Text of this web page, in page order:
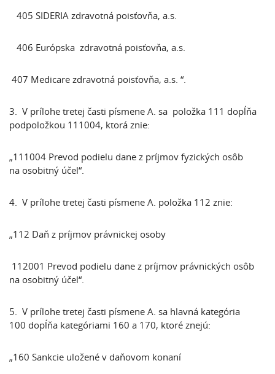
405 SIDERIA zdravotná poisťovňa, a.s.
406 Európska zdravotná poisťovňa, a.s.
407 Medicare zdravotná poisťovňa, a.s. “.
3. V prílohe tretej časti písmene A. sa položka 111 dopĺňa
podpoložkou 111004, ktorá znie:
„111004 Prevod podielu dane z príjmov fyzických osôb
na osobitný účel“.
4. V prílohe tretej časti písmene A. položka 112 znie:
„112 Daň z príjmov právnickej osoby
112001 Prevod podielu dane z príjmov právnických osôb
na osobitný účel“.
5. V prílohe tretej časti písmene A. sa hlavná kategória
100 dopĺňa kategóriami 160 a 170, ktoré znejú:
„160 Sankcie uložené v daňovom konaní